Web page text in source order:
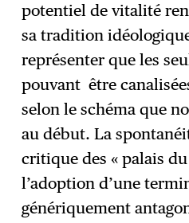
potentiel de vitalité
sa tradition
représenter que les
pouvant être
selon le schéma que
au début. La
critique des « palais
l’adoption d’une
génériquement